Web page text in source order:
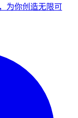
为你创造无限可